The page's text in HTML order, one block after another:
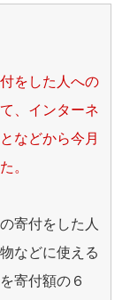
をした人への
、インターネ
などから今月
。
寄付をした人
などに使える
寄付額の６